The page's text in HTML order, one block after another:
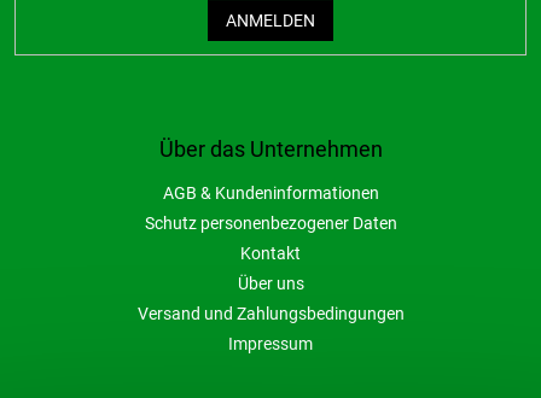
Über das Unternehmen
AGB & Kundeninformationen
Schutz personenbezogener Daten
Kontakt
Über uns
Versand und Zahlungsbedingungen
Impressum
ANMELDEN